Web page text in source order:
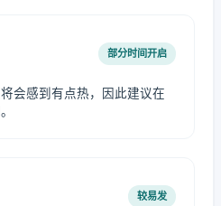
部分时间开启
会感到有点热，因此建议在
较易发